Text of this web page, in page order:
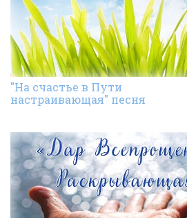
"На счастье в Пути
настраивающая" песня